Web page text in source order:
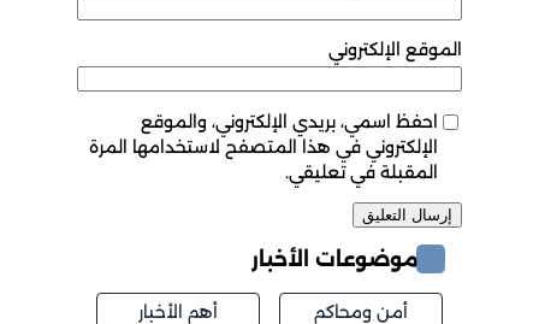
الموقع الإلكتروني
احفظ اسمي، بريدي الإلكتروني، والموقع
الإلكتروني في هذا المتصفح لاستخدامها المرة
المقبلة في تعليقي.
موضوعات الأخبار
أمن ومحاكم أهم الأخبار